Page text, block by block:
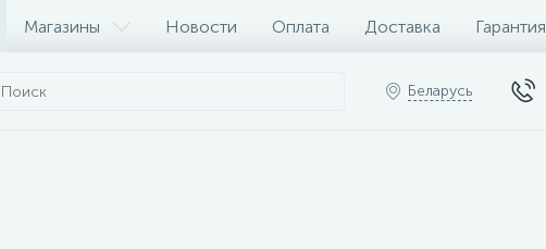
Магазины Новости Оплата Доставка Гарантия
Беларусь